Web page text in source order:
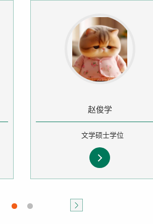
赵俊学
文学硕士学位